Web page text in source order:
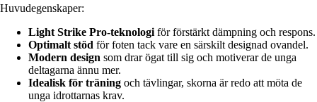
Huvudegenskaper:
Light Strike Pro-teknologi för förstärkt dämpning och respons.
Optimalt stöd för foten tack vare en särskilt designad ovandel.
Modern design som drar ögat till sig och motiverar de unga
deltagarna ännu mer.
Idealisk för träning och tävlingar, skorna är redo att möta de
unga idrottarnas krav.